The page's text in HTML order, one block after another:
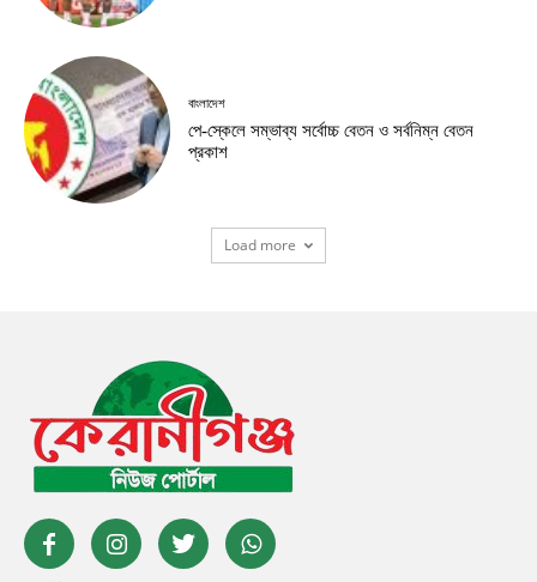
বাংলাদেশ
পে-স্কেলে সম্ভাব্য সর্বোচ্চ বেতন ও সর্বনিম্ন বেতন
প্রকাশ
Load more